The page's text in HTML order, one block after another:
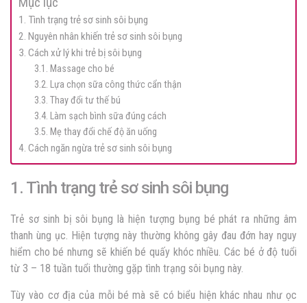
1. Tình trạng trẻ sơ sinh sôi bụng
2. Nguyên nhân khiến trẻ sơ sinh sôi bụng
3. Cách xử lý khi trẻ bị sôi bụng
3.1. Massage cho bé
3.2. Lựa chọn sữa công thức cẩn thận
3.3. Thay đổi tư thế bú
3.4. Làm sạch bình sữa đúng cách
3.5. Mẹ thay đổi chế độ ăn uống
4. Cách ngăn ngừa trẻ sơ sinh sôi bụng
1. Tình trạng trẻ sơ sinh sôi bụng
Trẻ sơ sinh bị sôi bụng là hiện tượng bụng bé phát ra những âm
thanh ùng ục. Hiện tượng này thường không gây đau đớn hay nguy
hiểm cho bé nhưng sẽ khiến bé quấy khóc nhiều. Các bé ở độ tuổi
từ 3 – 18 tuần tuổi thường gặp tình trạng sôi bụng này.
Tùy vào cơ địa của mỗi bé mà sẽ có biểu hiện khác nhau như ọc